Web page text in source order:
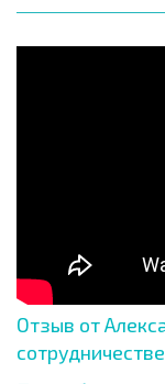
Отзыв от